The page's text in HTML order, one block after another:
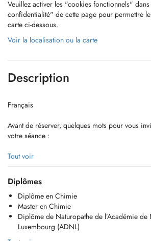
Veuillez activer les "cookies fonctionnels"
confidentialité" de cette page pour permettre
carte ci-dessous.
Voir la localisation ou la carte
Description
Français
Avant de réserver, quelques mots pour vous
votre séance :
Mon accompagnement est un espace daccueil,
être.
Je vous invite, si possible, à réserver votre
vous pouvez vous offrir ce temps, sans être
contraintes horaires ni avoir à regarder lhorloge.
Ainsi, vous pourrez profiter de ce moment
et la présence, en toute sérénité.
Vous pouvez choisir parmi les motifs de visite
Tout voir
Diplômes
Diplôme en Chimie
Master en Chimie
Diplôme de Naturopathe de l’Académie de
Luxembourg (ADNL)